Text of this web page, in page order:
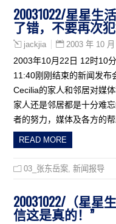
20031022/星星生
了错，不要再次
jackjia 2003 年 10 月
2003年10月22日 12时10
11:40刚刚结束的新闻发布
Cecilia的家人和邻居对媒
家人还是邻居都是十分难
者的努力，媒体及各方的
READ MORE
03_张东岳案 ,新闻报导
20031022/（星星
信这是真的！”